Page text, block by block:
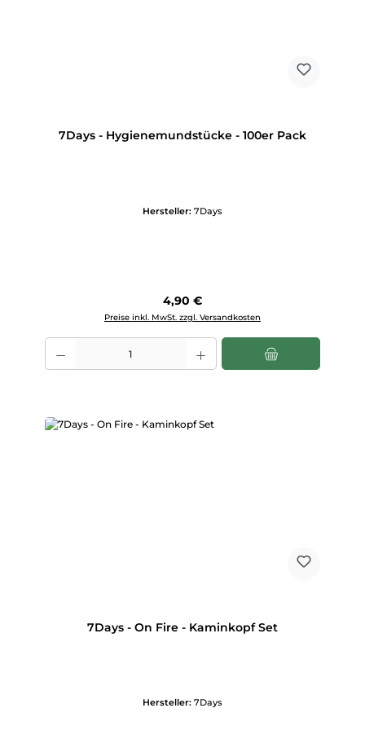
7Days - Hygienemundstücke - 100er Pack
Hersteller: 7Days
Regulärer Preis:
4,90 €
Preise inkl. MwSt. zzgl. Versandkosten
Produkt Anzahl: Gib den gewünschten Wert ein oder benutze die
7Days - On Fire - Kaminkopf Set
Hersteller: 7Days